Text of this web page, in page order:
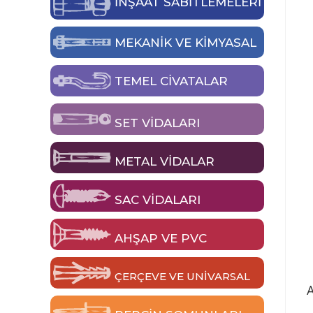
MEKANIK VE KIMYASAL
TEMEL CIVATALAR
SET VIDALARI
METAL VIDALAR
SAC VIDALARI
AHŞAP VE PVC
ÇERÇEVE VE UNIVARSAL